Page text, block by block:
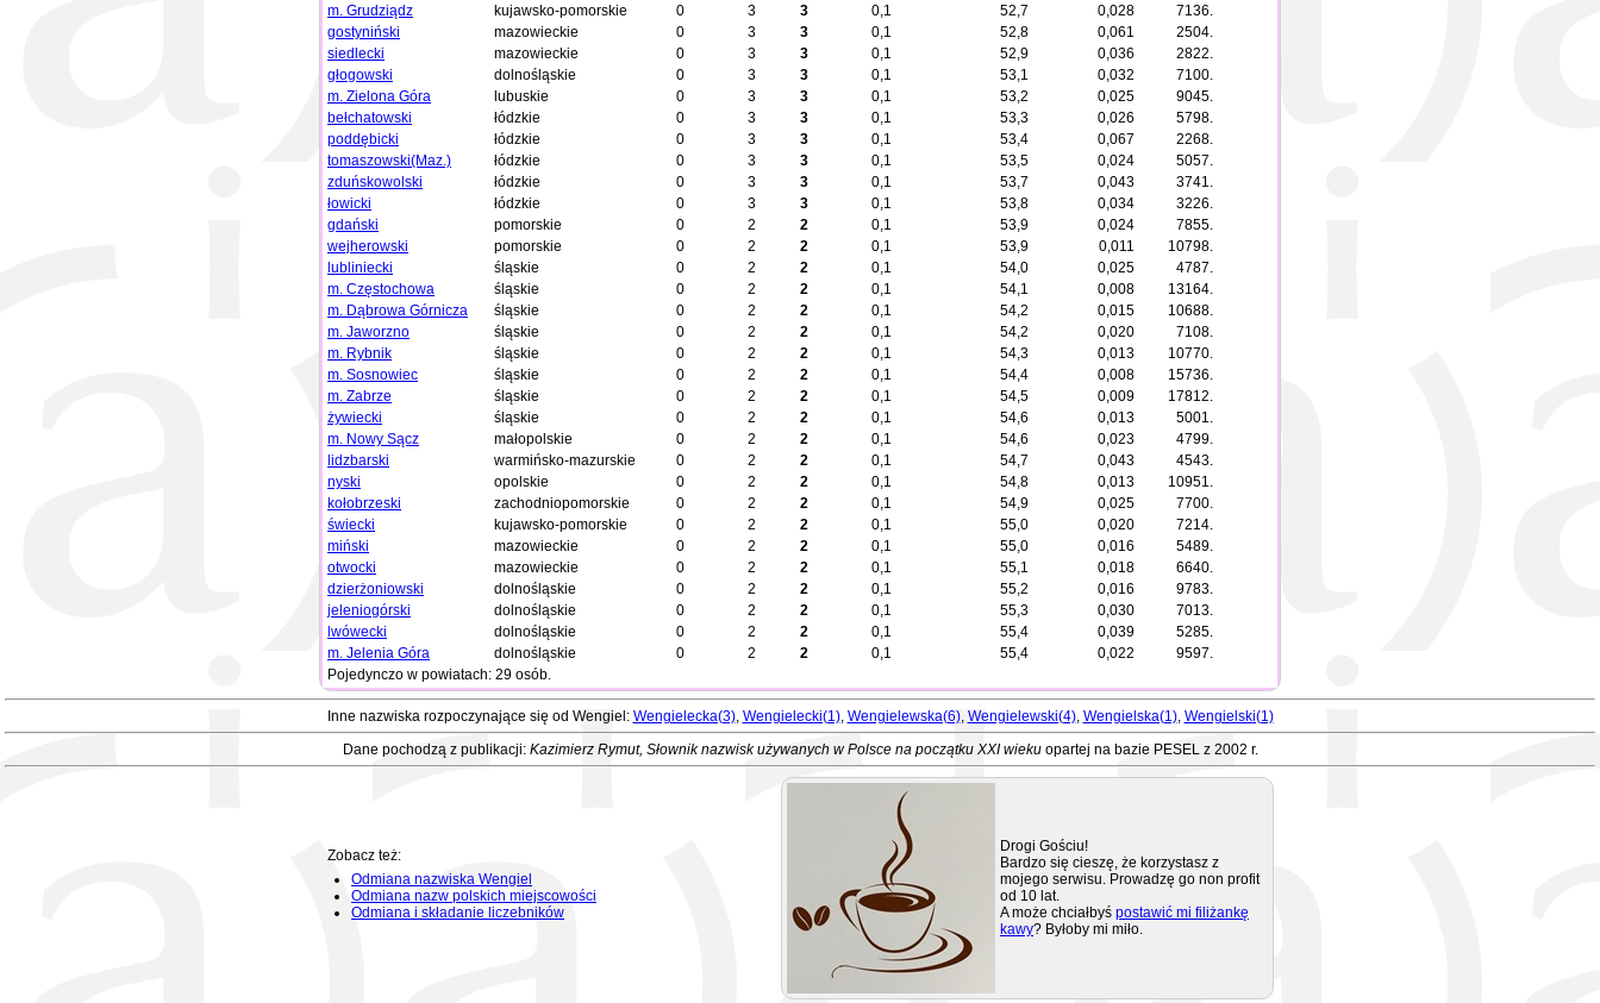
m. Grudziądz
kujawsko-pomorskie 0 3 3 0,1 52,7 0,028
7136.
gostyniński
mazowieckie 0 3 3 0,1 52,8 0,061
2504.
siedlecki
mazowieckie 0 3 3 0,1 52,9 0,036
2822.
głogowski
dolnośląskie 0 3 3 0,1 53,1 0,032
7100.
m. Zielona Góra
lubuskie 0 3 3 0,1 53,2 0,025
9045.
bełchatowski
łódzkie 0 3 3 0,1 53,3 0,026
5798.
poddębicki
łódzkie 0 3 3 0,1 53,4 0,067
2268.
tomaszowski(Maz.)
łódzkie 0 3 3 0,1 53,5 0,024
5057.
zduńskowolski
łódzkie 0 3 3 0,1 53,7 0,043
3741.
łowicki
łódzkie 0 3 3 0,1 53,8 0,034
3226.
gdański
pomorskie 0 2 2 0,1 53,9 0,024
7855.
wejherowski
pomorskie 0 2 2 0,1 53,9 0,011
10798.
lubliniecki
śląskie 0 2 2 0,1 54,0 0,025
4787.
m. Częstochowa
śląskie 0 2 2 0,1 54,1 0,008
13164.
m. Dąbrowa Górnicza
śląskie 0 2 2 0,1 54,2 0,015
10688.
m. Jaworzno
śląskie 0 2 2 0,1 54,2 0,020
7108.
m. Rybnik
śląskie 0 2 2 0,1 54,3 0,013
10770.
m. Sosnowiec
śląskie 0 2 2 0,1 54,4 0,008
15736.
m. Zabrze
śląskie 0 2 2 0,1 54,5 0,009
17812.
żywiecki
śląskie 0 2 2 0,1 54,6 0,013
5001.
m. Nowy Sącz
małopolskie 0 2 2 0,1 54,6 0,023
4799.
lidzbarski
warmińsko-mazurskie 0 2 2 0,1 54,7 0,043
4543.
nyski
opolskie 0 2 2 0,1 54,8 0,013
10951.
kołobrzeski
zachodniopomorskie 0 2 2 0,1 54,9 0,025
7700.
świecki
kujawsko-pomorskie 0 2 2 0,1 55,0 0,020
7214.
miński
mazowieckie 0 2 2 0,1 55,0 0,016
5489.
otwocki
mazowieckie 0 2 2 0,1 55,1 0,018
6640.
dzierżoniowski
dolnośląskie 0 2 2 0,1 55,2 0,016
9783.
jeleniogórski
dolnośląskie 0 2 2 0,1 55,3 0,030
7013.
lwówecki
dolnośląskie 0 2 2 0,1 55,4 0,039
5285.
m. Jelenia Góra
dolnośląskie 0 2 2 0,1 55,4 0,022
9597.
Pojedynczo w powiatach: 29 osób.
Inne nazwiska rozpoczynające się od Wengiel: Wengielecka(3), Wengielecki(1), Wengielewska(6), Wengielewski(4), Wengielska(1), Wengielski(1)
Dane pochodzą z publikacji: Kazimierz Rymut, Słownik nazwisk używanych w Polsce na początku XXI wiekuopartej na bazie PESEL z 2002 r.
Zobacz też:
Odmiana nazwiska Wengiel
Odmiana nazw polskich miejscowości
Odmiana i składanie liczebników
Drogi Gościu!
Bardzo się cieszę, że korzystasz z
mojego serwisu. Prowadzę go non profit
od 10 lat.
A może chciałbyś postawić mi filiżankę
kawy? Byłoby mi miło.